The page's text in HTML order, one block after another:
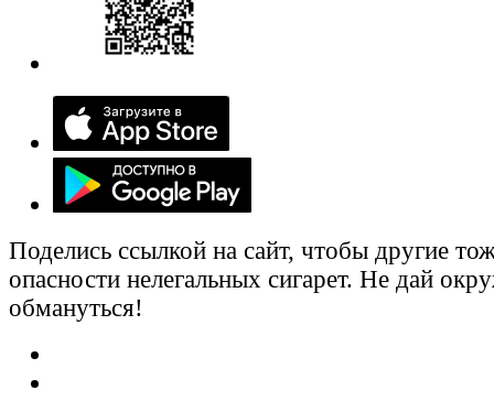
Поделись ссылкой на сайт, чтобы другие
опасности нелегальных сигарет. Не дай
обмануться!